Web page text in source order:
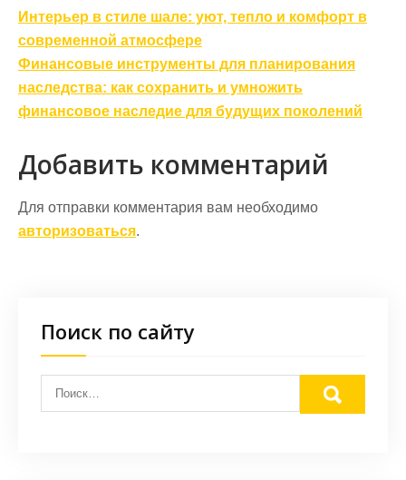
Навигация
по
записям
Интерьер в стиле шале: уют, тепло и комфорт в
современной атмосфере
Финансовые инструменты для планирования
наследства: как сохранить и умножить
финансовое наследие для будущих поколений
Добавить комментарий
Для отправки комментария вам необходимо
авторизоваться.
Поиск по сайту